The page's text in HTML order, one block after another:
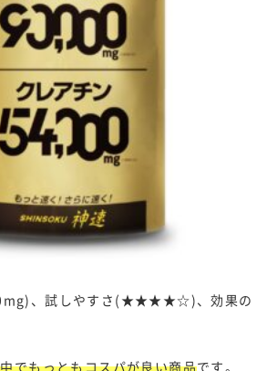
、試しやすさ(★★★★☆)、効果の
でもっともコスパが良い商品です。